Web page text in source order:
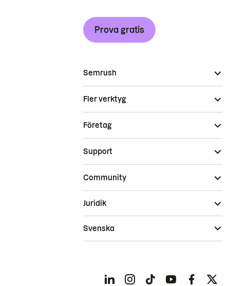
Prova gratis
Semrush
Fler verktyg
Företag
Support
Community
Juridik
Svenska